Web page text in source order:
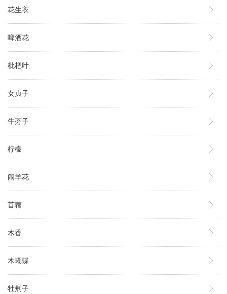
花生衣
啤酒花
枇杷叶
女贞子
牛蒡子
柠檬
闹羊花
苜蓿
木香
木蝴蝶
牡荆子